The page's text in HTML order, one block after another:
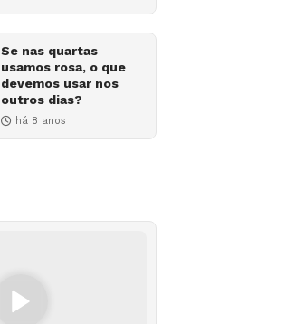
Se nas quartas
usamos rosa, o que
devemos usar nos
outros dias?
há 8 anos